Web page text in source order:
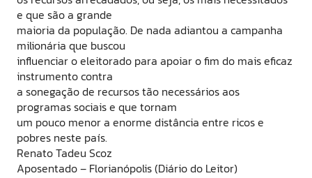
e que são a grande
maioria da população. De nada adiantou a campanha
milionária que buscou
influenciar o eleitorado para apoiar o fim do mais eficaz
instrumento contra
a sonegação de recursos tão necessários aos
programas sociais e que tornam
um pouco menor a enorme distância entre ricos e
pobres neste país.
Renato Tadeu Scoz
Aposentado – Florianópolis (Diário do Leitor)